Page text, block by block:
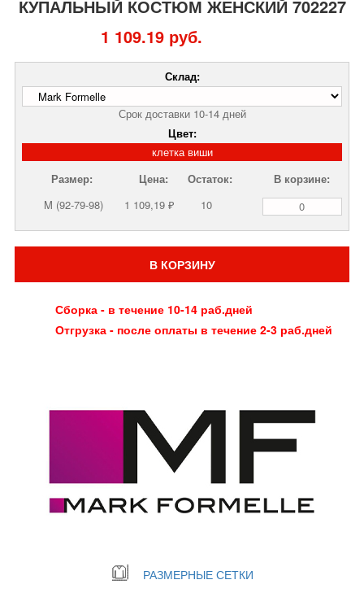
КУПАЛЬНЫЙ КОСТЮМ ЖЕНСКИЙ 702227
1 109.19 руб.
Склад:
Срок доставки 10-14 дней
Цвет:
клетка виши
Размер:
Цена: Остаток:
В корзине:
M (92-79-98)
1 109,19 ₽ 10
В КОРЗИНУ
Сборка - в течение 10-14 раб.дней
Отгрузка - после оплаты в течение 2-3 раб.дней
РАЗМЕРНЫЕ СЕТКИ